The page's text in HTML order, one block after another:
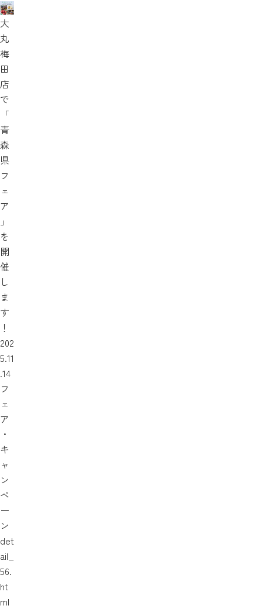
大
丸
梅
田
店
で
「
青
森
県
フ
ェ
ア
」
を
開
催
し
ま
す
！
202
5.11
.14
フ
ェ
ア
・
キ
ャ
ン
ペ
ー
ン
det
ail_
56.
ht
ml